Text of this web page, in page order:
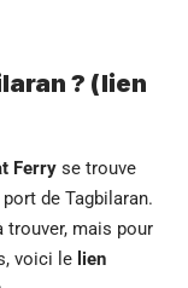
? (lien
Ferry se trouve
de Tagbilaran.
trouver, mais pour
voici le lien